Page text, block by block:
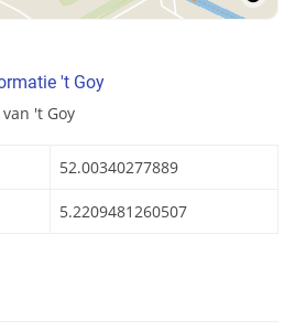
't Goy
't Goy
52.00340277889
5.2209481260507